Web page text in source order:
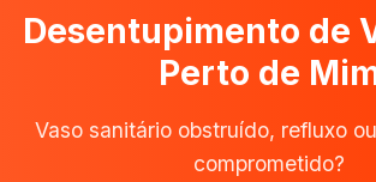
Desentupimento de
Perto de
Vaso sanitário obstruído, refluxo
comprometido?